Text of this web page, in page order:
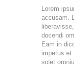
Lorem
accusam.
docendi
Eam in
impetus
solet